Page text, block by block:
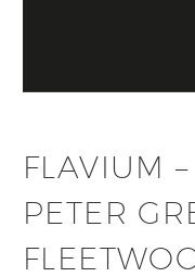
FLAVIUM
PETER